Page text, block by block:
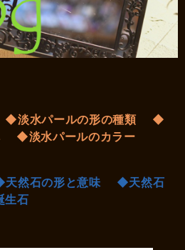
◆淡水パールの形の種類
◆
◆淡水パールのカラー
然石の形と意味
◆天然石
石